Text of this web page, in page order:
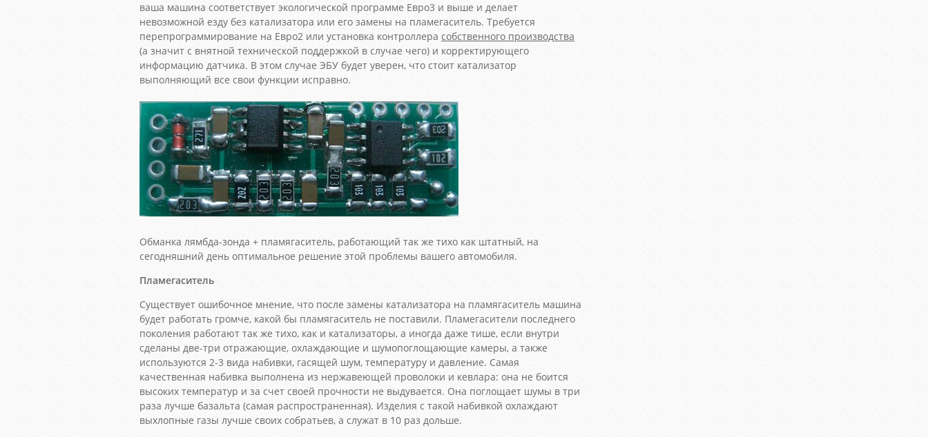
ваша машина соответствует экологической программе Евро3 и выше и делает
невозможной езду без катализатора или его замены на пламегаситель. Требуется
перепрограммирование на Евро2 или установка контроллера собственного производства
(а значит с внятной технической поддержкой в случае чего) и корректирующего
информацию датчика. В этом случае ЭБУ будет уверен, что стоит катализатор
выполняющий все свои функции исправно.
Обманка лямбда-зонда + пламягаситель, работающий так же тихо как штатный, на
сегодняшний день оптимальное решение этой проблемы вашего автомобиля.
Пламегаситель
Существует ошибочное мнение, что после замены катализатора на пламягаситель машина
будет работать громче, какой бы пламягаситель не поставили. Пламегасители последнего
поколения работают так же тихо, как и катализаторы, а иногда даже тише, если внутри
сделаны две-три отражающие, охлаждающие и шумопоглощающие камеры, а также
используются 2-3 вида набивки, гасящей шум, температуру и давление. Самая
качественная набивка выполнена из нержавеющей проволоки и кевлара: она не боится
высоких температур и за счет своей прочности не выдувается. Она поглощает шумы в три
раза лучше базальта (самая распространенная). Изделия с такой набивкой охлаждают
выхлопные газы лучше своих собратьев, а служат в 10 раз дольше.